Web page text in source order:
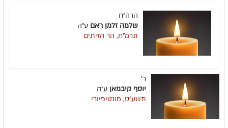
הרה"ח
שלמה זלמן ראם ע״ה
תרמ"ח, הר הזיתים
ר'
יוסף קיבמאן ע״ה
תשע"ט, מונטיפיורי